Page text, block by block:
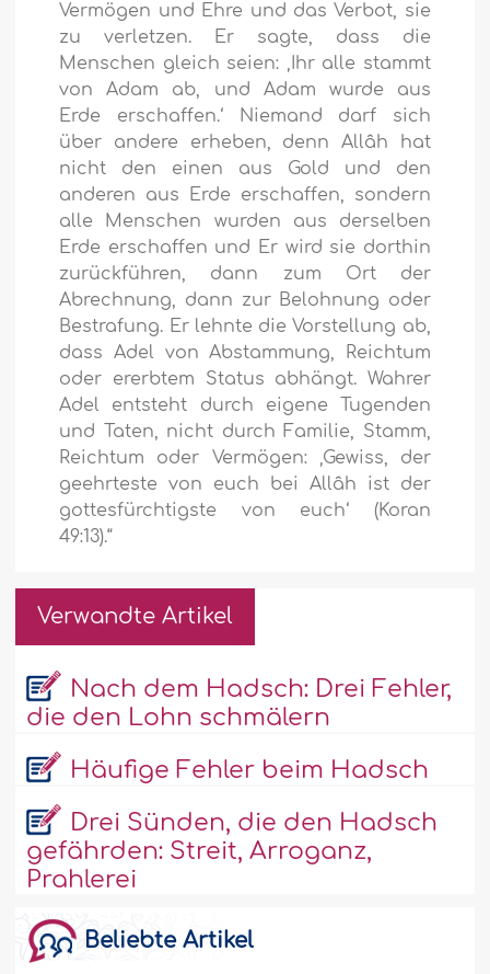
Vermögen und Ehre und das Verbot, sie
zu verletzen. Er sagte, dass die
Menschen gleich seien: ‚Ihr alle stammt
von Adam ab, und Adam wurde aus
Erde erschaffen.‘ Niemand darf sich
über andere erheben, denn Allâh hat
nicht den einen aus Gold und den
anderen aus Erde erschaffen, sondern
alle Menschen wurden aus derselben
Erde erschaffen und Er wird sie dorthin
zurückführen, dann zum Ort der
Abrechnung, dann zur Belohnung oder
Bestrafung. Er lehnte die Vorstellung ab,
dass Adel von Abstammung, Reichtum
oder ererbtem Status abhängt. Wahrer
Adel entsteht durch eigene Tugenden
und Taten, nicht durch Familie, Stamm,
Reichtum oder Vermögen: ‚Gewiss, der
geehrteste von euch bei Allâh ist der
gottesfürchtigste von euch‘ (Koran
49:13).“
Verwandte Artikel
Nach dem Hadsch: Drei Fehler,
die den Lohn schmälern
Häufige Fehler beim Hadsch
Drei Sünden, die den Hadsch
gefährden: Streit, Arroganz,
Prahlerei
Beliebte Artikel